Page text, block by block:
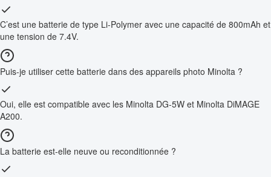
C’est une batterie de type Li-Polymer avec une capacité de 800mAh et
une tension de 7.4V.
Puis-je utiliser cette batterie dans des appareils photo Minolta ?
Oui, elle est compatible avec les Minolta DG-5W et Minolta DiMAGE
A200.
La batterie est-elle neuve ou reconditionnée ?